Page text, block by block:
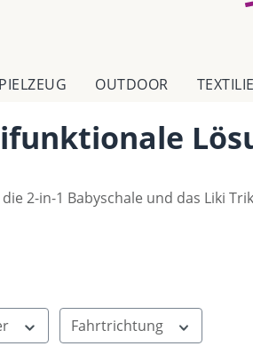
OUTDOOR
2-in-1 Babyschale und das Liki
Fahrtrichtung